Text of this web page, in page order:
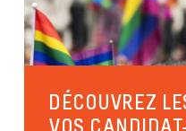
DÉCOUVREZ